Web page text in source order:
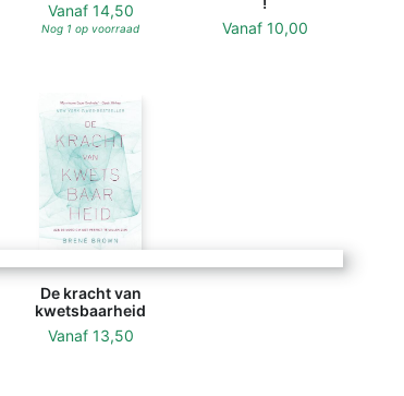
Vanaf 14,50
Nog 1 op voorraad
Vanaf 10,00
De kracht van
kwetsbaarheid
Vanaf 13,50